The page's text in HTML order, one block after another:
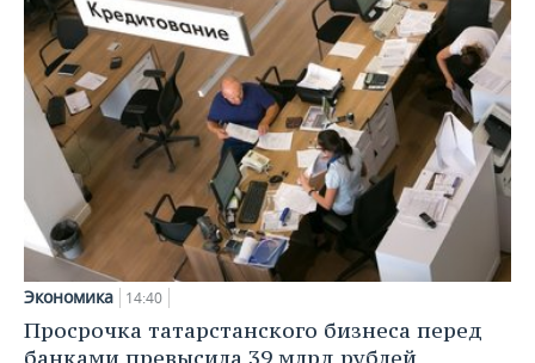
Экономика 14:40
Просрочка татарстанского бизнеса перед